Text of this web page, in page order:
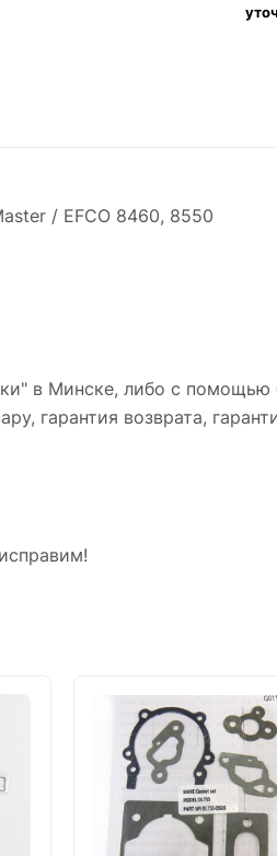
/ EFCO 8460, 8550
в Минске, либо с
гарантия возврата,